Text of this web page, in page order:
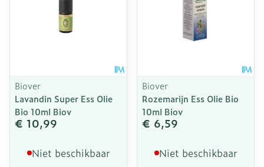
Biover
Lavandin Super Ess Olie
Bio 10ml Biov
€ 10,99
Niet beschikbaar
Biover
Rozemarijn Ess Olie Bio
10ml Biov
€ 6,59
Niet beschikbaar